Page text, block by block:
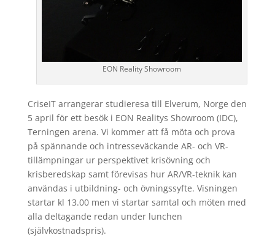
EON Reality Showroom
CriseIT arrangerar studieresa till Elverum, Norge den
5 april för ett besök i EON Realitys Showroom (IDC),
Terningen arena. Vi kommer att få möta och prova
på spännande och intresseväckande AR- och VR-
tillämpningar ur perspektivet krisövning och
krisberedskap samt förevisas hur AR/VR-teknik kan
användas i utbildning- och övningssyfte. Visningen
startar kl 13.00 men vi startar samtal och möten med
alla deltagande redan under lunchen
(självkostnadspris).